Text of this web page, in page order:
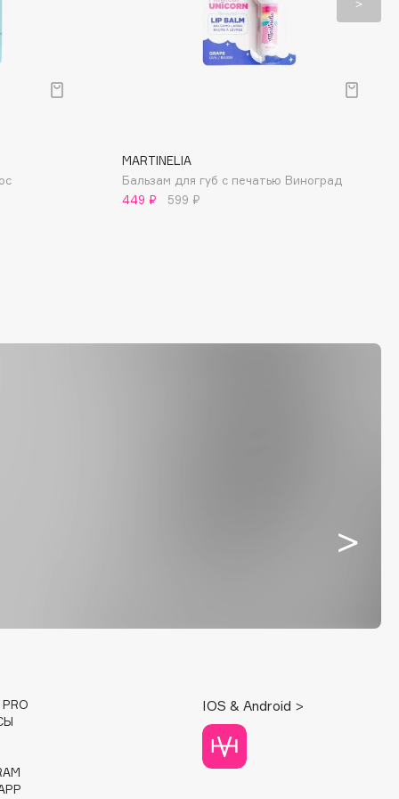
MARTINELIA
Бальзам для губ с печатью Виноград
449 ₽
599 ₽
PRO
IOS & Android >